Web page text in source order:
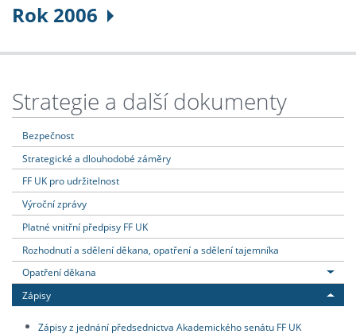
Rok 2006
Strategie a další dokumenty
Bezpečnost
Strategické a dlouhodobé záměry
FF UK pro udržitelnost
Výroční zprávy
Platné vnitřní předpisy FF UK
Rozhodnutí a sdělení děkana, opatření a sdělení tajemníka
Opatření děkana
Zápisy
Zápisy z jednání předsednictva Akademického senátu FF UK